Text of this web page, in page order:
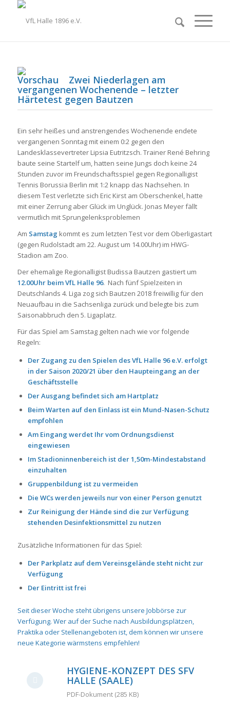
Zwei Niederlagen am
vergangenen Wochenende – letzter
Härtetest gegen Bautzen
Ein sehr heißes und anstrengendes Wochenende endete
vergangenen Sonntag mit einem 0:2 gegen den
Landesklassevertreter Lipsia Eutritzsch. Trainer René Behring
baute seine Startelf um, hatten seine Jungs doch keine 24
Stunden zuvor im Freundschaftsspiel gegen Regionalligist
Tennis Borussia Berlin mit 1:2 knapp das Nachsehen. In
diesem Test verletzte sich Eric Kirst am Oberschenkel, hatte
mit einer Zerrung aber Glück im Unglück. Jonas Meyer fällt
vermutlich mit Sprungelenksproblemen
Am Samstag kommt es zum letzten Test vor dem Oberligastart
(gegen Rudolstadt am 22. August um 14.00Uhr) im HWG-
Stadion am Zoo.
Der ehemalige Regionalligist Budissa Bautzen gastiert um
12.00Uhr beim VfL Halle 96. Nach fünf Spielzeiten in
Deutschlands 4. Liga zog sich Bautzen 2018 freiwillig für den
Neuaufbau in die Sachsenliga zurück und belegte bis zum
Saisonabbruch den 5. Ligaplatz.
Für das Spiel am Samstag gelten nach wie vor folgende
Regeln:
Der Zugang zu den Spielen des VfL Halle 96 e.V. erfolgt
in der Saison 2020/21 über den Haupteingang an der
Geschäftsstelle
Der Ausgang befindet sich am Hartplatz
Beim Warten auf den Einlass ist ein Mund-Nasen-Schutz
empfohlen
Am Eingang werdet Ihr vom Ordnungsdienst
eingewiesen
Im Stadioninnenbereich ist der 1,50m-Mindestabstand
einzuhalten
Gruppenbildung ist zu vermeiden
Die WCs werden jeweils nur von einer Person genutzt
Zur Reinigung der Hände sind die zur Verfügung
stehenden Desinfektionsmittel zu nutzen
Zusätzliche Informationen für das Spiel:
Der Parkplatz auf dem Vereinsgelände steht nicht zur
Verfügung
Der Eintritt ist frei
Seit dieser Woche steht übrigens unsere Jobbörse zur
Verfügung. Wer auf der Suche nach Ausbildungsplätzen,
Praktika oder Stellenangeboten ist, dem können wir unsere
neue Kategorie wärmstens empfehlen!
HYGIENE-KONZEPT DES SFV
HALLE (SAALE)
PDF-Dokument (285 KB)